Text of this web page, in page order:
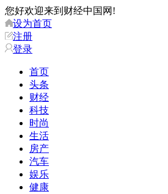
您好欢迎来到财经中国网!
设为首页
注册
登录
首页
头条
财经
科技
时尚
生活
房产
汽车
娱乐
健康